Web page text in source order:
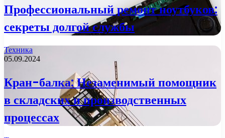
Профессиональный ремонт ноутбуков:
секреты долгой службы
Техника
05.09.2024
Кран-балка: Незаменимый помощник
в складских и производственных
процессах